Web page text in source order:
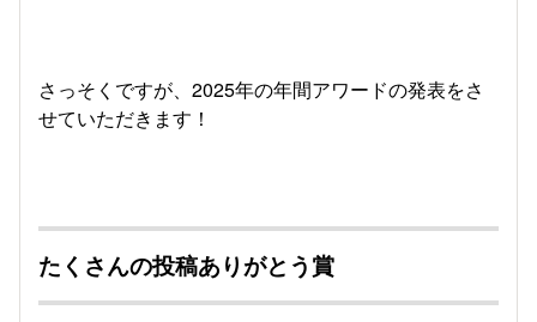
さっそくですが、2025年の年間アワードの発表をさ
せていただきます！
たくさんの投稿ありがとう賞